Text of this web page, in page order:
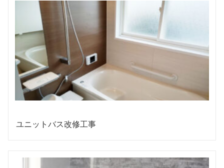
ユニットバス改修工事